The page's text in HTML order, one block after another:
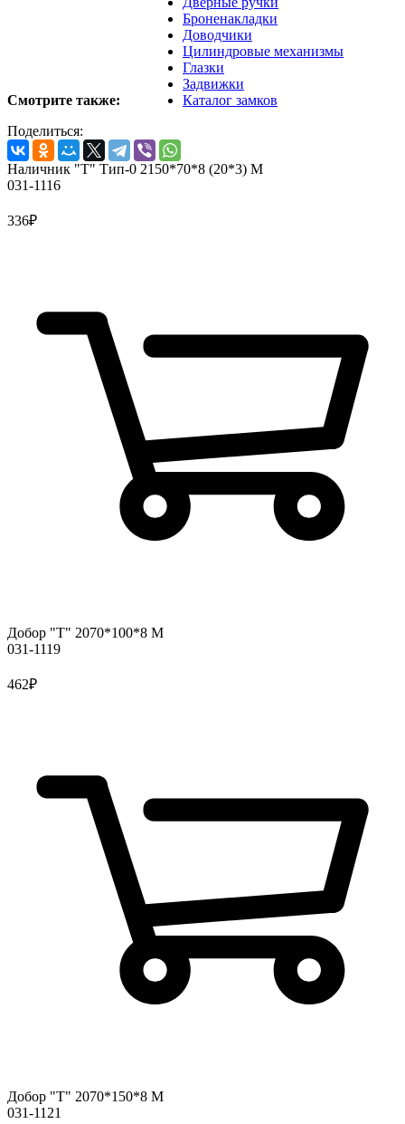
Смотрите также:
Броненакладки
Доводчики
Цилиндровые механизмы
Глазки
Задвижки
Каталог замков
Поделиться:
Наличник "Т" Тип-0 2150*70*8 (20*3) M
031-1116
336₽
Добор "Т" 2070*100*8 М
031-1119
462₽
Добор "Т" 2070*150*8 М
031-1121